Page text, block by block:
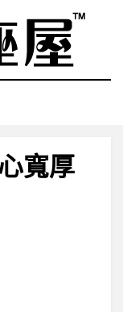
寬厚